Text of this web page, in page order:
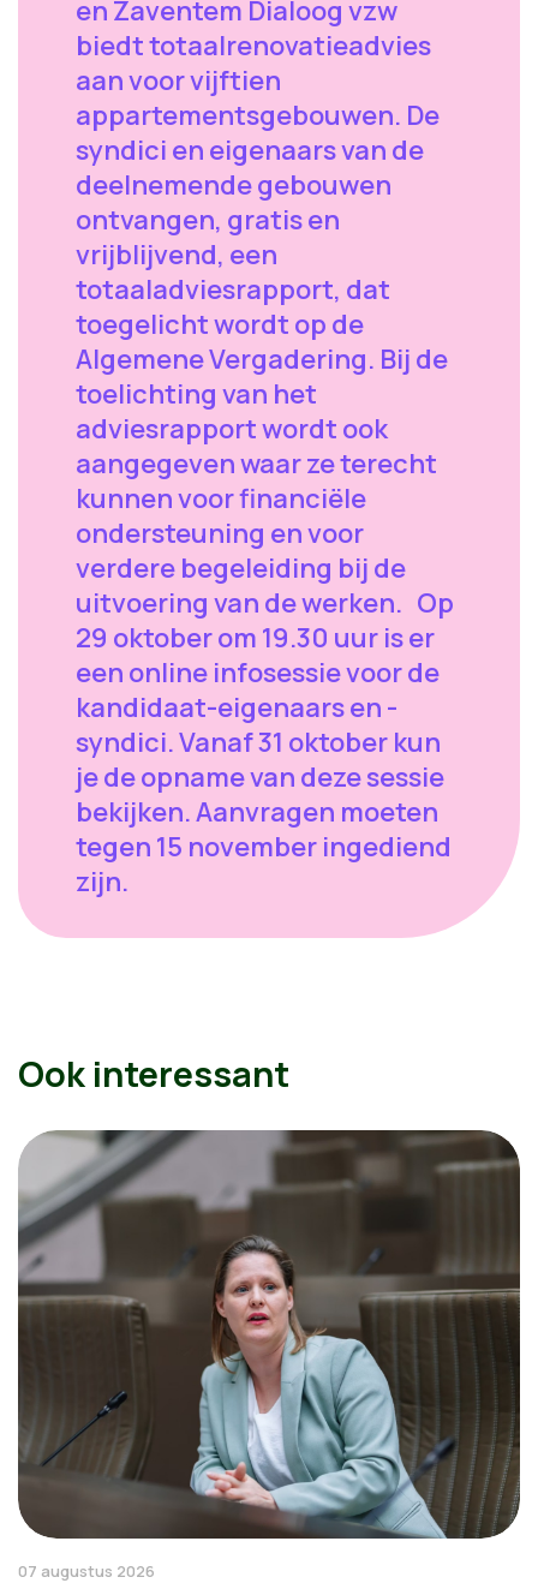
en Zaventem Dialoog vzw
biedt totaalrenovatieadvies
aan voor vijftien
appartementsgebouwen. De
syndici en eigenaars van de
deelnemende gebouwen
ontvangen, gratis en
vrijblijvend, een
totaaladviesrapport, dat
toegelicht wordt op de
Algemene Vergadering. Bij de
toelichting van het
adviesrapport wordt ook
aangegeven waar ze terecht
kunnen voor financiële
ondersteuning en voor
verdere begeleiding bij de
uitvoering van de werken. Op
29 oktober om 19.30 uur is er
een online infosessie voor de
kandidaat-eigenaars en -
syndici. Vanaf 31 oktober kun
je de opname van deze sessie
bekijken. Aanvragen moeten
tegen 15 november ingediend
zijn.
Ook interessant
07 augustus 2026